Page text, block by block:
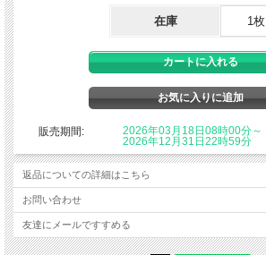
在庫 1枚
販売期間:
2026年03月18日08時00分～
2026年12月31日22時59分
返品についての詳細はこちら
お問い合わせ
友達にメールですすめる